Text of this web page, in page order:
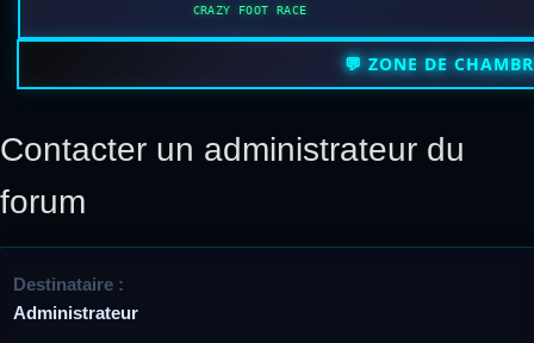
CRAZY FOOT RACE
💬 ZONE DE
Contacter un administrateur du
forum
Destinataire :
Administrateur